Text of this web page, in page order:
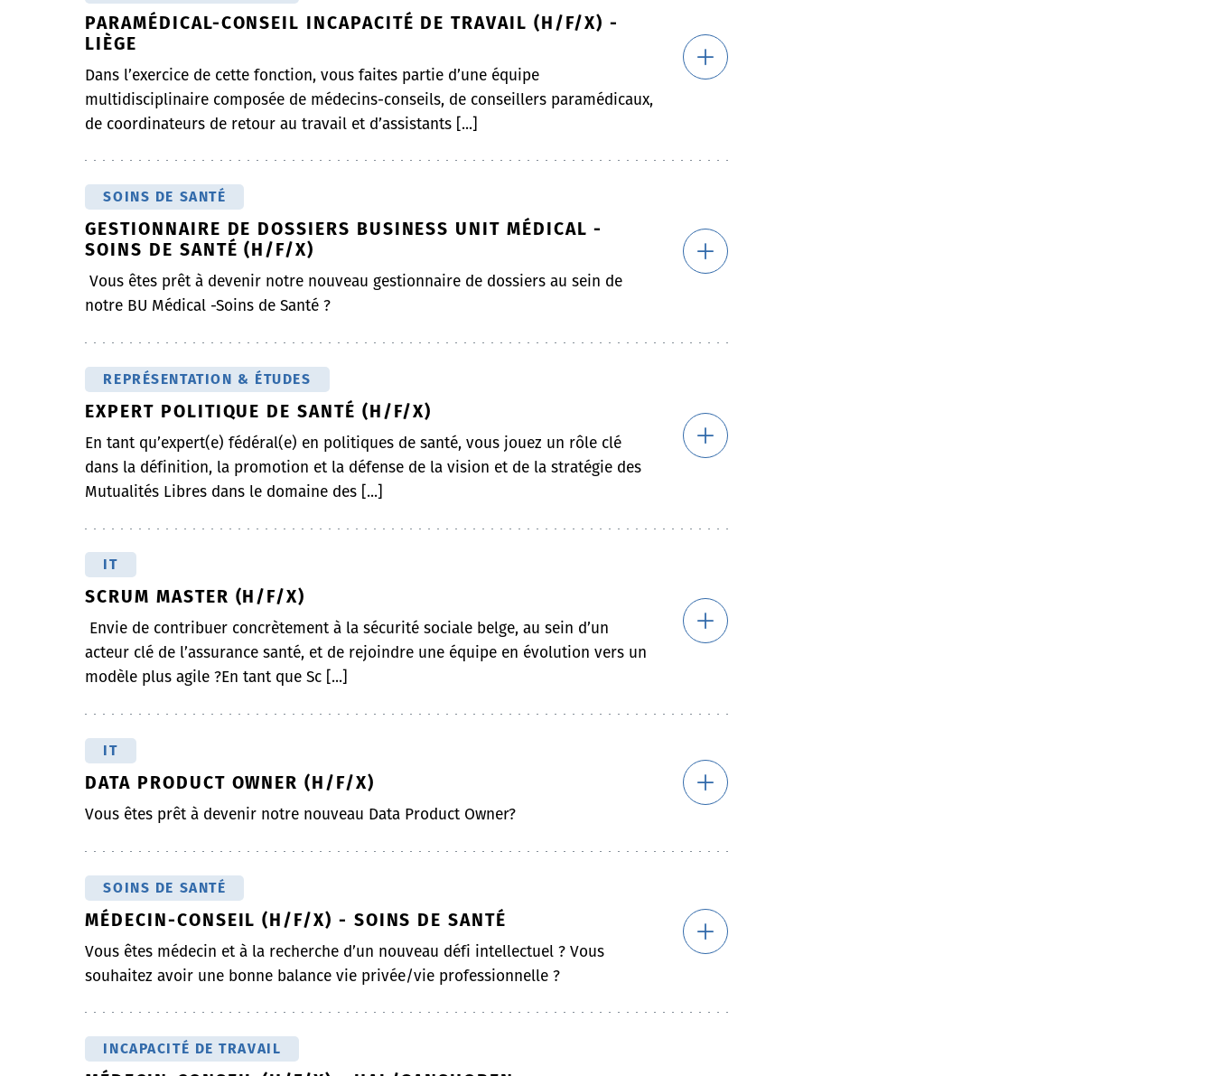
PARAMÉDICAL-CONSEIL INCAPACITÉ DE TRAVAIL (H/F/X) -
LIÈGE
Dans l’exercice de cette fonction, vous faites partie d’une équipe
multidisciplinaire composée de médecins-conseils, de conseillers paramédicaux,
de coordinateurs de retour au travail et d’assistants [...]
SOINS DE SANTÉ
GESTIONNAIRE DE DOSSIERS BUSINESS UNIT MÉDICAL -
SOINS DE SANTÉ (H/F/X)
Vous êtes prêt à devenir notre nouveau gestionnaire de dossiers au sein de
notre BU Médical -Soins de Santé ?
REPRÉSENTATION & ÉTUDES
EXPERT POLITIQUE DE SANTÉ (H/F/X)
En tant qu’expert(e) fédéral(e) en politiques de santé, vous jouez un rôle clé
dans la définition, la promotion et la défense de la vision et de la stratégie des
Mutualités Libres dans le domaine des [...]
IT
SCRUM MASTER (H/F/X)
Envie de contribuer concrètement à la sécurité sociale belge, au sein d’un
acteur clé de l’assurance santé, et de rejoindre une équipe en évolution vers un
modèle plus agile ?En tant que Sc [...]
IT
DATA PRODUCT OWNER (H/F/X)
Vous êtes prêt à devenir notre nouveau Data Product Owner?
SOINS DE SANTÉ
MÉDECIN-CONSEIL (H/F/X) - SOINS DE SANTÉ
Vous êtes médecin et à la recherche d’un nouveau défi intellectuel ? Vous
souhaitez avoir une bonne balance vie privée/vie professionnelle ?
INCAPACITÉ DE TRAVAIL